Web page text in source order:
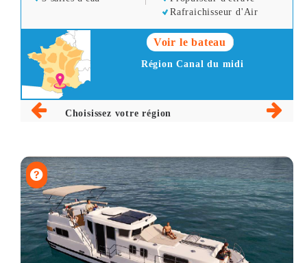
Rafraichisseur d'Air
Voir le bateau
Région Canal du midi
Choisissez votre région